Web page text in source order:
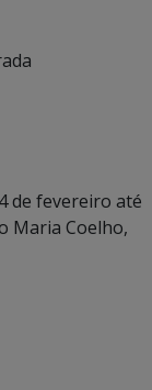
de fevereiro até
Maria Coelho,